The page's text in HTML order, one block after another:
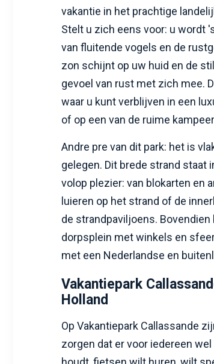
vakantie in het prachtige
Stelt u zich eens voor: u wordt
van fluitende vogels en de
zon schijnt op uw huid en de
gevoel van rust met zich mee.
waar u kunt verblijven in een
of op een van de ruime
Andre pre van dit park: het is
gelegen. Dit brede strand staat
volop plezier: van blokarten en
luieren op het strand of de
de strandpaviljoens.
dorpsplein met winkels en
met een Nederlandse en
Vakantiepark
Holland
Op Vakantiepark Callassande
zorgen dat er voor iedereen